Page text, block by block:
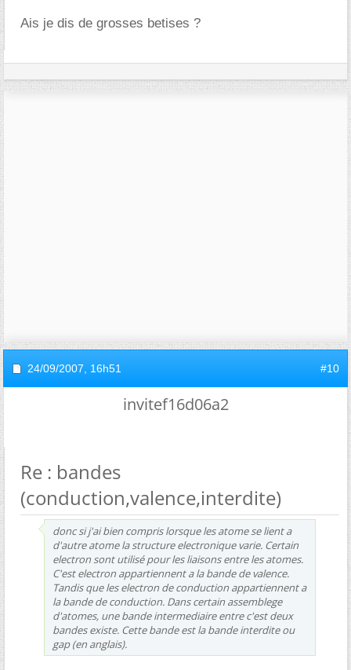
Ais je dis de grosses betises ?
24/09/2007, 16h51 #10
invitef16d06a2
Re : bandes
(conduction,valence,interdite)
donc si j'ai bien compris lorsque les atome se lient a
d'autre atome la structure electronique varie. Certain
electron sont utilisé pour les liaisons entre les atomes.
C'est electron appartiennent a la bande de valence.
Tandis que les electron de conduction appartiennent a
la bande de conduction. Dans certain assemblege
d'atomes, une bande intermediaire entre c'est deux
bandes existe. Cette bande est la bande interdite ou
gap (en anglais).